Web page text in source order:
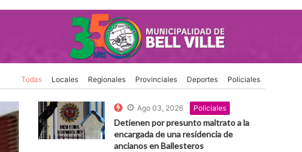
Todas Locales Regionales Provinciales Deportes Policiales
Ago 03, 2026 Policiales
Detienen por presunto maltrato a la
encargada de una residencia de
ancianos en Ballesteros